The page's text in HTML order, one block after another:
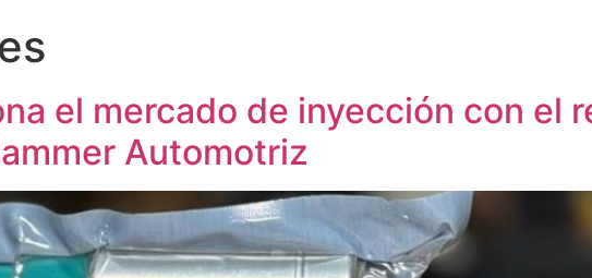
el mercado de inyección con el
Automotriz